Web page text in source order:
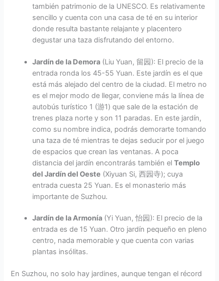
también patrimonio de la UNESCO. Es relativamente
sencillo y cuenta con una casa de té en su interior
donde resulta bastante relajante y placentero
degustar una taza disfrutando del entorno.
Jardín de la Demora (Liu Yuan, 留园): El precio de la
entrada ronda los 45-55 Yuan. Este jardín es el que
está más alejado del centro de la ciudad. El metro no
es el mejor modo de llegar, conviene más la línea de
autobús turístico 1 (游1) que sale de la estación de
trenes plaza norte y son 11 paradas. En este jardín,
como su nombre indica, podrás demorarte tomando
una taza de té mientras te dejas seducir por el juego
de espacios que crean las ventanas. A poca
distancia del jardín encontrarás también elTemplo
del Jardín del Oeste (Xiyuan Si, 西园寺); cuya
entrada cuesta 25 Yuan. Es el monasterio más
importante de Suzhou.
Jardín de la Armonía (Yi Yuan, 怡园): El precio de la
entrada es de 15 Yuan. Otro jardín pequeño en pleno
centro, nada memorable y que cuenta con varias
plantas insólitas.
En Suzhou, no solo hay jardines, aunque tengan el récord